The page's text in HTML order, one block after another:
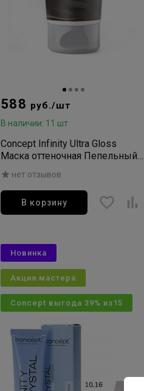
588 руб./шт
В наличии: 11 шт
Concept Infinity Ultra Gloss
Маска оттеночная Пепельный
Графит 250мл
нет отзывов
В корзину
Новинка
Акция мастера
Concept выгода 39% из15